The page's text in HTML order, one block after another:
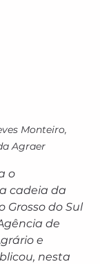
Monteiro,
Agraer
o
cadeia da
Grosso do Sul
de
e
nesta